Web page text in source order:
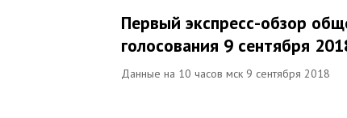
Первый экспресс-обзор
голосования 9 сентября
Данные на 10 часов мск 9 сентября 2018